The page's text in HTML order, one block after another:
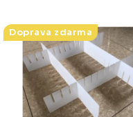
Doprava zdarma